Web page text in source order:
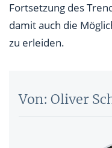
Fortsetzung des
damit auch die
zu erleiden.
Von: Oliver